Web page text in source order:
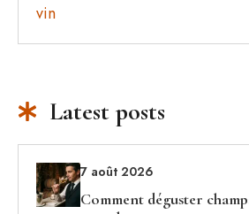
vin
Latest posts
7 août 2026
Comment déguster